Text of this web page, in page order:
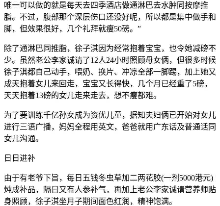
唯一可以做的就是每天去四季酒店做通淋巴去水肿同按摩推
脂。不过，腹部那个深层伤口还没好呢，所以都是集中做手和
脚，但效果很好，几个礼拜就瘦50磅。”
除了通淋巴同推脂，徐子淇因为经常抱着宝宝，也令她减磅不
少。虽然老公李家诚请了12人24小时照顾母女俩，但很多时候
徐子淇都自己动手，喂奶、换片、冲凉全部一脚踢，加上她又
成天抱着女儿来回走，宝宝又长得快，几个月已经重了5磅，
天天抱着13磅的女儿走来走去，想不瘦都难。
为了要训练千亿孙女成为资优儿童，据知夫妇俩已开始对女儿
进行三语广播，妈妈全程用英文，爸爸就用广东话及普通话同
女儿沟通。
日日进补
由于有老爷下旨，每日五钱冬虫草加二两花胶(一剂5000港元)
炖成补品，隔日又有人参补气，再加上老公李家诚请营养师贴
身照顾，徐子淇坐月子期间面色红润，精神饱满。